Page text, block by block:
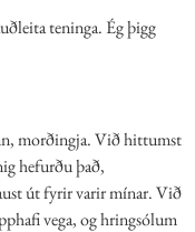
teninga. Ég þigg
morðingja. Við hittumst
hefurðu það,
út fyrir varir mínar. Við
vega, og hringsólum